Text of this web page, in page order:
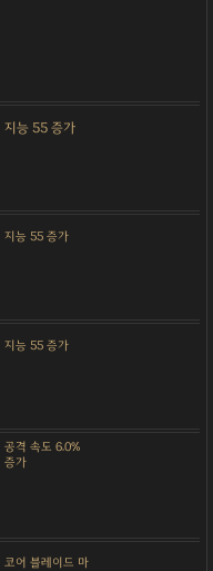
지능 55 증가
지능 55 증가
지능 55 증가
공격 속도 6.0%
증가
코어 블레이드 마